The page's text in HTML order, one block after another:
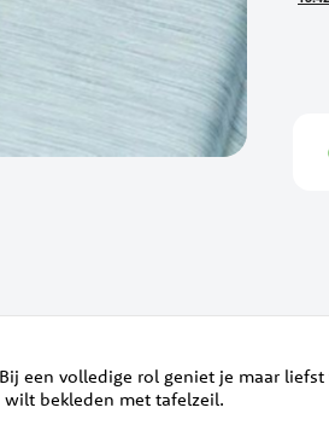
een volledige rol geniet je maar
bekleden met tafelzeil.